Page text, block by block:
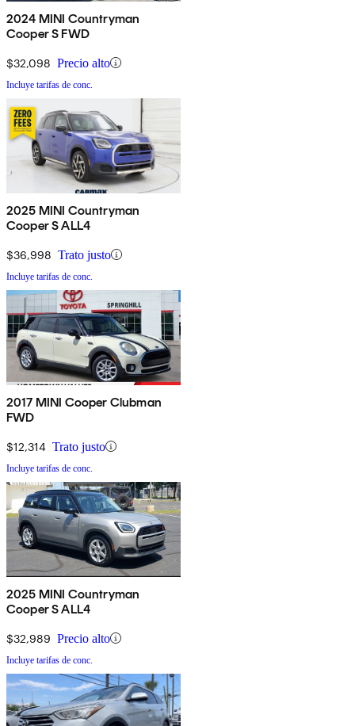
2024 MINI Countryman
Cooper S FWD
$32,098 Precio alto
Incluye tarifas de conc.
2025 MINI Countryman
Cooper S ALL4
$36,998 Trato justo
Incluye tarifas de conc.
2017 MINI Cooper Clubman
FWD
$12,314 Trato justo
Incluye tarifas de conc.
2025 MINI Countryman
Cooper S ALL4
$32,989 Precio alto
Incluye tarifas de conc.